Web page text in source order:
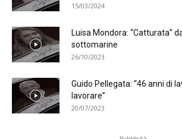
15/03/2024
Luisa Mondora: “Catturata”
sottomarine
26/10/2023
Guido Pellegata: “46 anni di
lavorare”
20/07/2023